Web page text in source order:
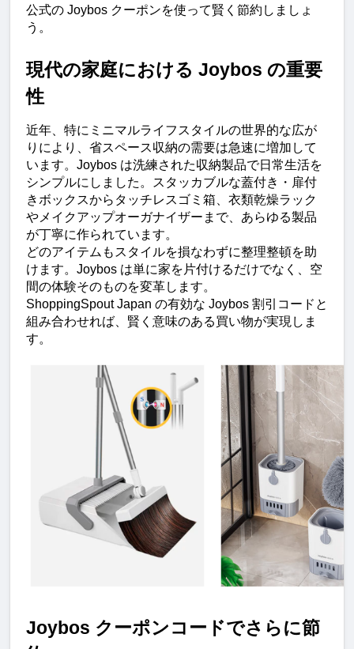
公式の Joybos クーポンを使って賢く節約しましょ
う。
現代の家庭における Joybos の重要
性
近年、特にミニマルライフスタイルの世界的な広が
りにより、省スペース収納の需要は急速に増加して
います。Joybos は洗練された収納製品で日常生活を
シンプルにしました。スタッカブルな蓋付き・扉付
きボックスからタッチレスゴミ箱、衣類乾燥ラック
やメイクアップオーガナイザーまで、あらゆる製品
が丁寧に作られています。
どのアイテムもスタイルを損なわずに整理整頓を助
けます。Joybos は単に家を片付けるだけでなく、空
間の体験そのものを変革します。
ShoppingSpout Japan の有効な Joybos 割引コードと
組み合わせれば、賢く意味のある買い物が実現しま
す。
Joybos クーポンコードでさらに節